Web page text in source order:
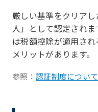
厳しい基準をクリア
人」として認定され
は税額控除が適用さ
メリットがあります。
参照： 認証制度につい